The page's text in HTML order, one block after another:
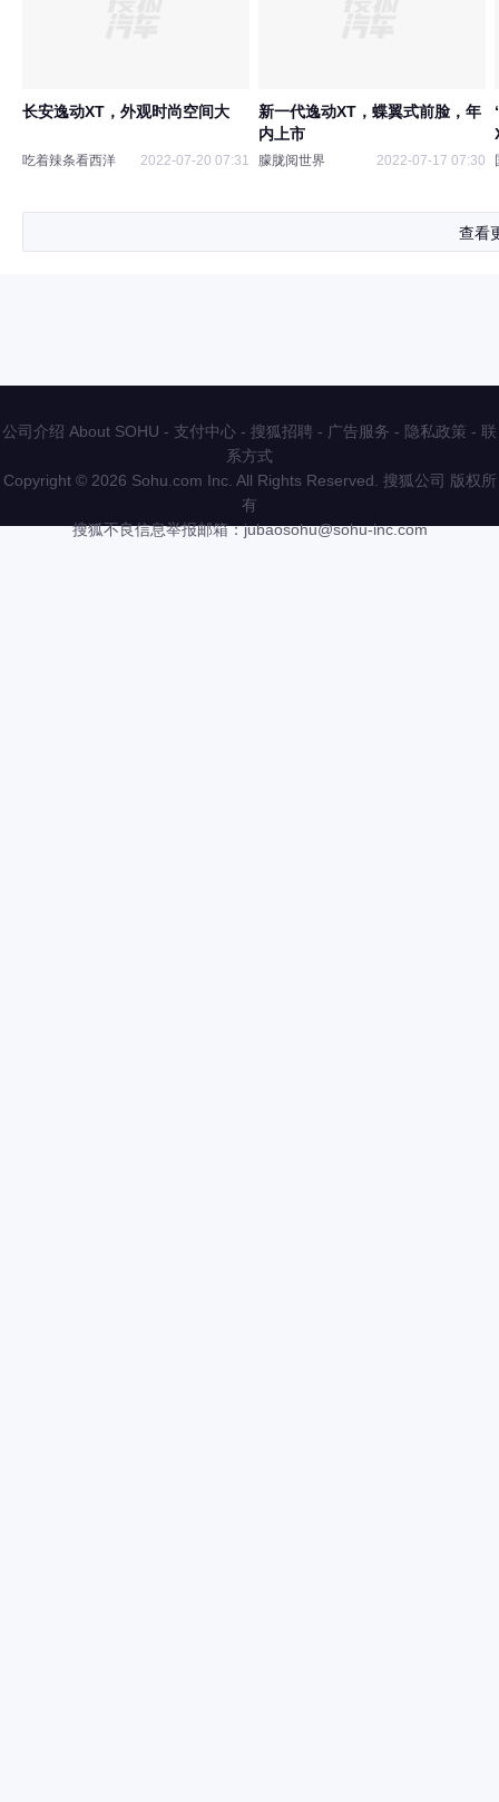
长安逸动XT，外观时尚空间大
吃着辣条看西洋 2022-07-20 07:31
新一代逸动XT，蝶翼式前脸，年
内上市
朦胧阅世界 2022-07-17 07:30
查看
公司介绍 About SOHU - 支付中心 - 搜狐招聘 - 广告服务 - 隐私政策 - 联
系方式
Copyright © 2026 Sohu.com Inc. All Rights Reserved. 搜狐公司 版权所
有
搜狐不良信息举报邮箱：jubaosohu@sohu-inc.com